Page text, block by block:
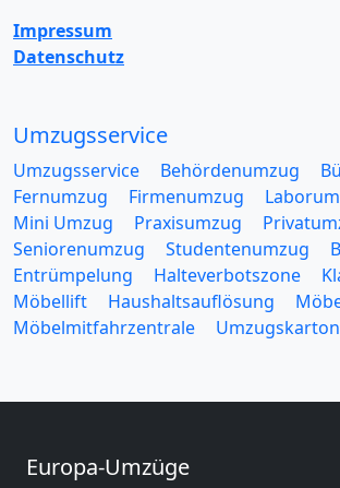
Impressum
Datenschutz
Umzugsservice
Umzugsservice Behördenumzug
Fernumzug
Firmenumzug
Mini Umzug
Praxisumzug
Seniorenumzug
Studentenumzug
Entrümpelung
Halteverbotszone
Möbellift
Haushaltsauflösung
Möbelmitfahrzentrale
Europa-Umzüge